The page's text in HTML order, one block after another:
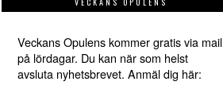
Veckans Opulens kommer gratis via mail
på lördagar. Du kan när som helst
avsluta nyhetsbrevet. Anmäl dig här: